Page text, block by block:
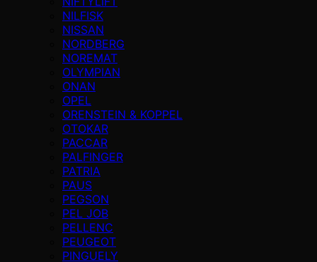
NILFISK
NISSAN
NORDBERG
NOREMAT
OLYMPIAN
ONAN
OPEL
ORENSTEIN & KOPPEL
OTOKAR
PACCAR
PALFINGER
PATRIA
PAUS
PEGSON
PEL JOB
PELLENC
PEUGEOT
PINGUELY